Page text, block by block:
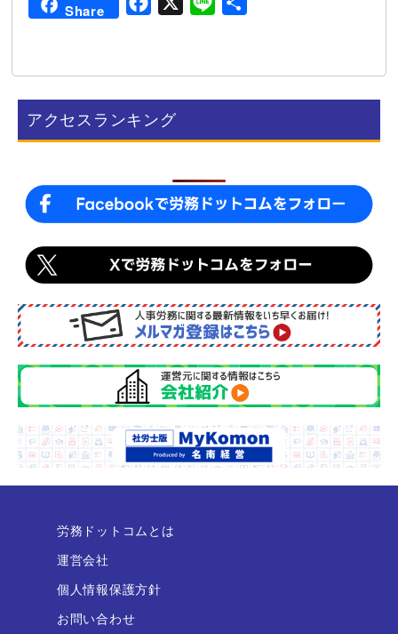
Share
e
b
o
e
アクセスランキング
労務ドットコムとは
運営会社
個人情報保護方針
お問い合わせ